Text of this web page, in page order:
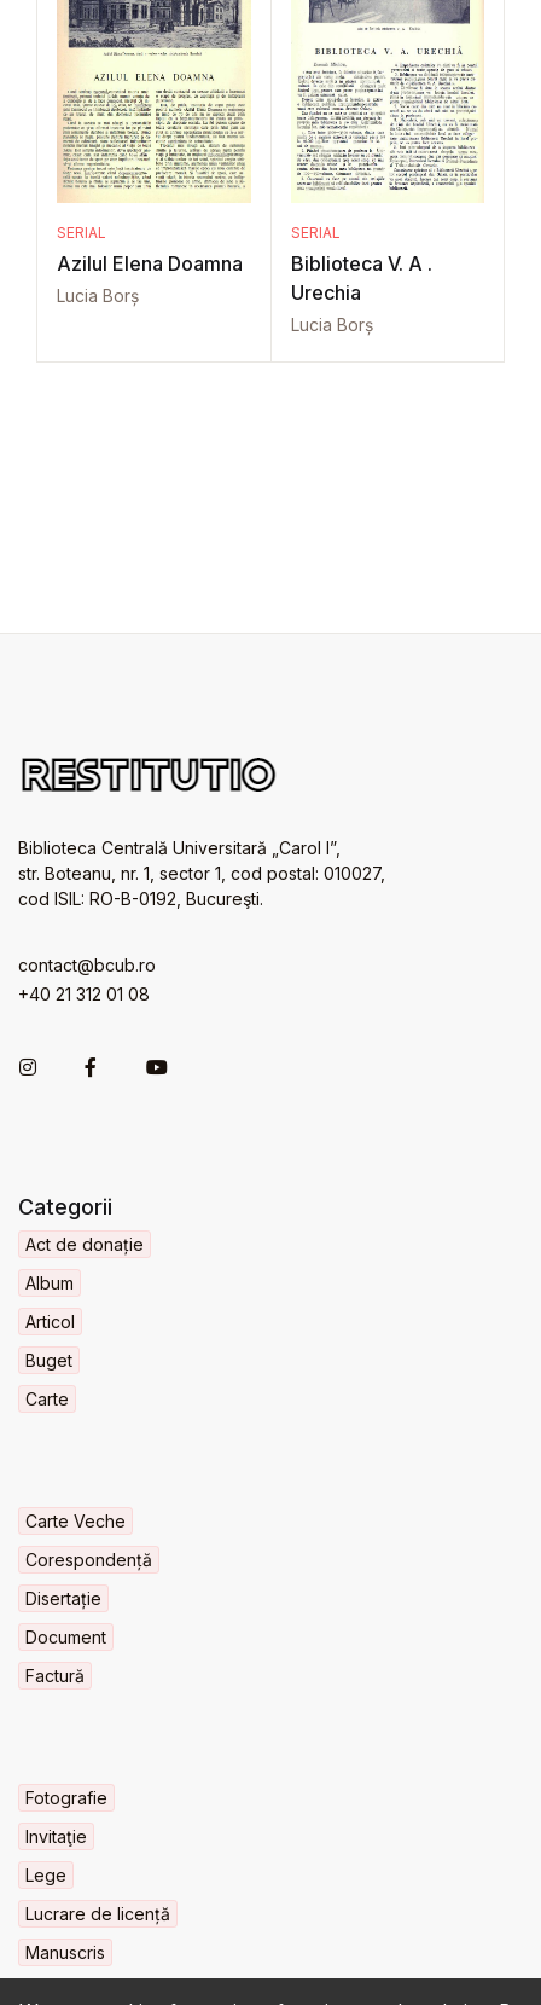
SERIAL
Azilul Elena Doamna
Lucia Borș
SERIAL
Biblioteca V. A .
Urechia
Lucia Borș
Biblioteca Centrală Universitară „Carol I”,
str. Boteanu, nr. 1, sector 1, cod postal: 010027,
cod ISIL: RO-B-0192, Bucureşti.
contact@bcub.ro
+40 21 312 01 08
Categorii
Act de donație
Album
Articol
Buget
Carte
Carte Veche
Corespondență
Disertație
Document
Factură
Fotografie
Invitaţie
Lege
Lucrare de licență
Manuscris